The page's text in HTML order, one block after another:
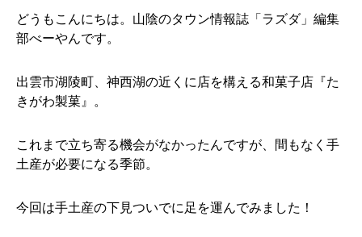
どうもこんにちは。山陰のタウン情報誌「ラズダ」編集
部べーやんです。
出雲市湖陵町、神西湖の近くに店を構える和菓子店『た
きがわ製菓』。
これまで立ち寄る機会がなかったんですが、間もなく手
土産が必要になる季節。
今回は手土産の下見ついでに足を運んでみました！